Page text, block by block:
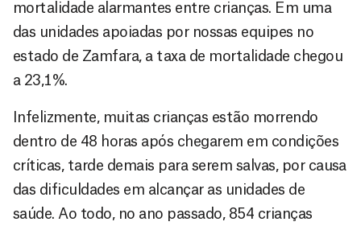
mortalidade alarmantes entre crianças. Em uma
das unidades apoiadas por nossas equipes no
estado de Zamfara, a taxa de mortalidade chegou
a 23,1%.
Infelizmente, muitas crianças estão morrendo
dentro de 48 horas após chegarem em condições
críticas, tarde demais para serem salvas, por causa
das dificuldades em alcançar as unidades de
saúde. Ao todo, no ano passado, 854 crianças